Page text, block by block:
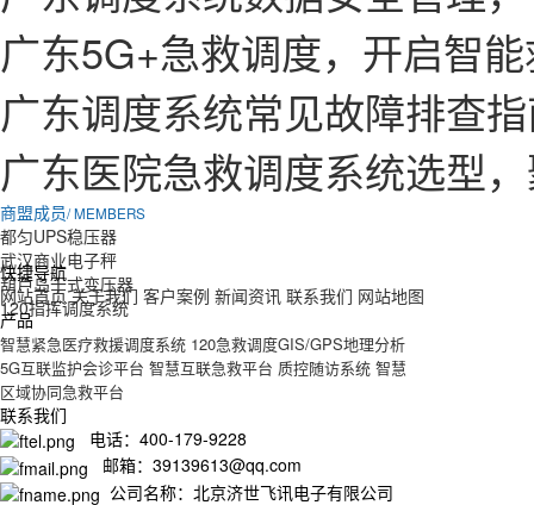
广东5G+急救调度，开启智
广东调度系统常见故障排查
广东医院急救调度系统选型
商盟成员/ MEMBERS
都匀UPS稳压器
武汉商业电子秤
葫芦岛干式变压器
120指挥调度系统
快捷导航
网站首页 关于我们 客户案例 新闻资讯 联系我们 网站地图
产品
智慧紧急医疗救援调度系统 120急救调度GIS/GPS地理分析
5G互联监护会诊平台 智慧互联急救平台 质控随访系统 智慧
区域协同急救平台
联系我们
电话：400-179-9228
邮箱：39139613@qq.com
公司名称：北京济世飞讯电子有限公司